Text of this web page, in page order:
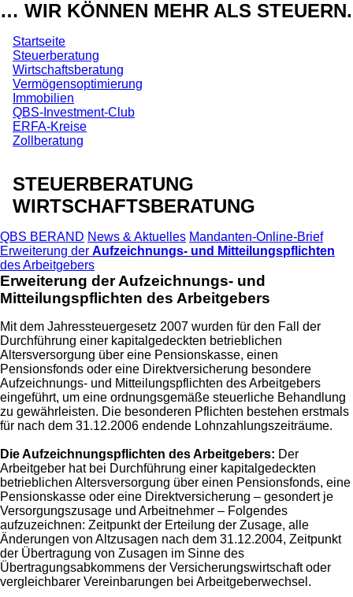
… WIR KÖNNEN MEHR ALS STEUERN.
Startseite
Steuerberatung
Wirtschaftsberatung
Vermögensoptimierung
Immobilien
QBS-Investment-Club
ERFA-Kreise
Zollberatung
STEUERBERATUNG
WIRTSCHAFTSBERATUNG
QBS BERAND News & Aktuelles Mandanten-Online-Brief
Erweiterung der Aufzeichnungs- und Mitteilungspflichten
des Arbeitgebers
Erweiterung derAufzeichnungs- und
Mitteilungspflichten des Arbeitgebers
Mit dem Jahressteuergesetz 2007 wurden für den Fall der
Durchführung einer kapitalgedeckten betrieblichen
Altersversorgung über eine Pensionskasse, einen
Pensionsfonds oder eine Direktversicherung besondere
Aufzeichnungs- und Mitteilungspflichten des Arbeitgebers
eingeführt, um eine ordnungsgemäße steuerliche Behandlung
zu gewährleisten. Die besonderen Pflichten bestehen erstmals
für nach dem 31.12.2006 endende Lohnzahlungszeiträume.
Die Aufzeichnungspflichten des Arbeitgebers: Der
Arbeitgeber hat bei Durchführung einer kapitalgedeckten
betrieblichen Altersversorgung über einen Pensionsfonds, eine
Pensionskasse oder eine Direktversicherung – gesondert je
Versorgungszusage und Arbeitnehmer – Folgendes
aufzuzeichnen: Zeitpunkt der Erteilung der Zusage, alle
Änderungen von Altzusagen nach dem 31.12.2004, Zeitpunkt
der Übertragung von Zusagen im Sinne des
Übertragungsabkommens der Versicherungswirtschaft oder
vergleichbarer Vereinbarungen bei Arbeitgeberwechsel.